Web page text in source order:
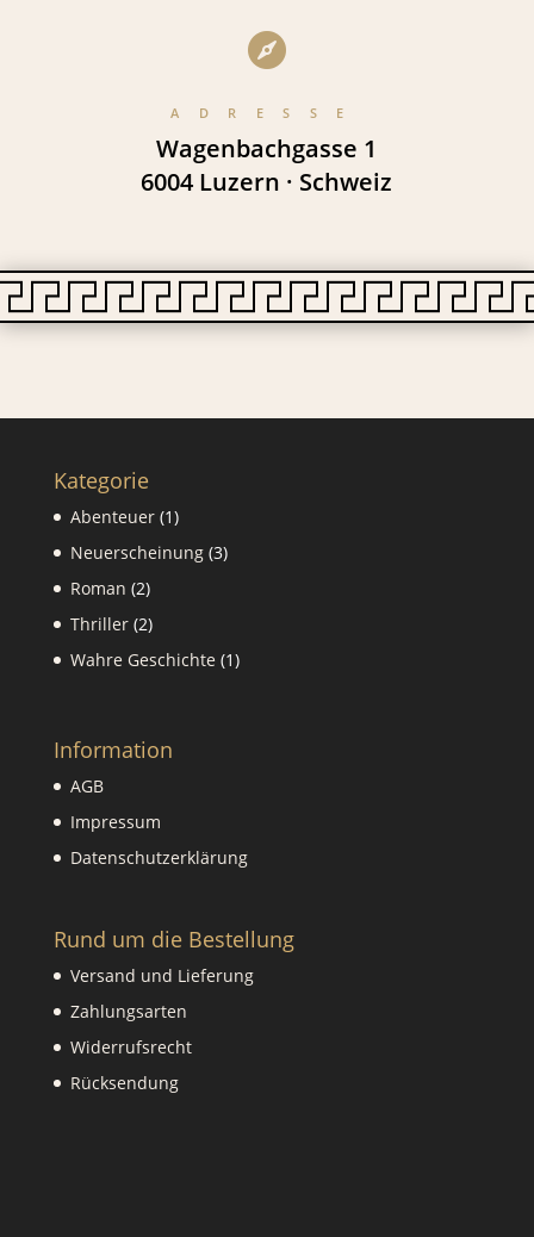

ADRESSE
Wagenbachgasse 1
6004 Luzern · Schweiz
Kategorie
Abenteuer 11
Produkt
Neuerscheinung 33
Roman 22
Produkte
Thriller 22
Produkte
Wahre Geschichte 11
Information
AGB
Impressum
Datenschutzerklärung
Rund um die Bestellung
Versand und Lieferung
Zahlungsarten
Widerrufsrecht
Rücksendung